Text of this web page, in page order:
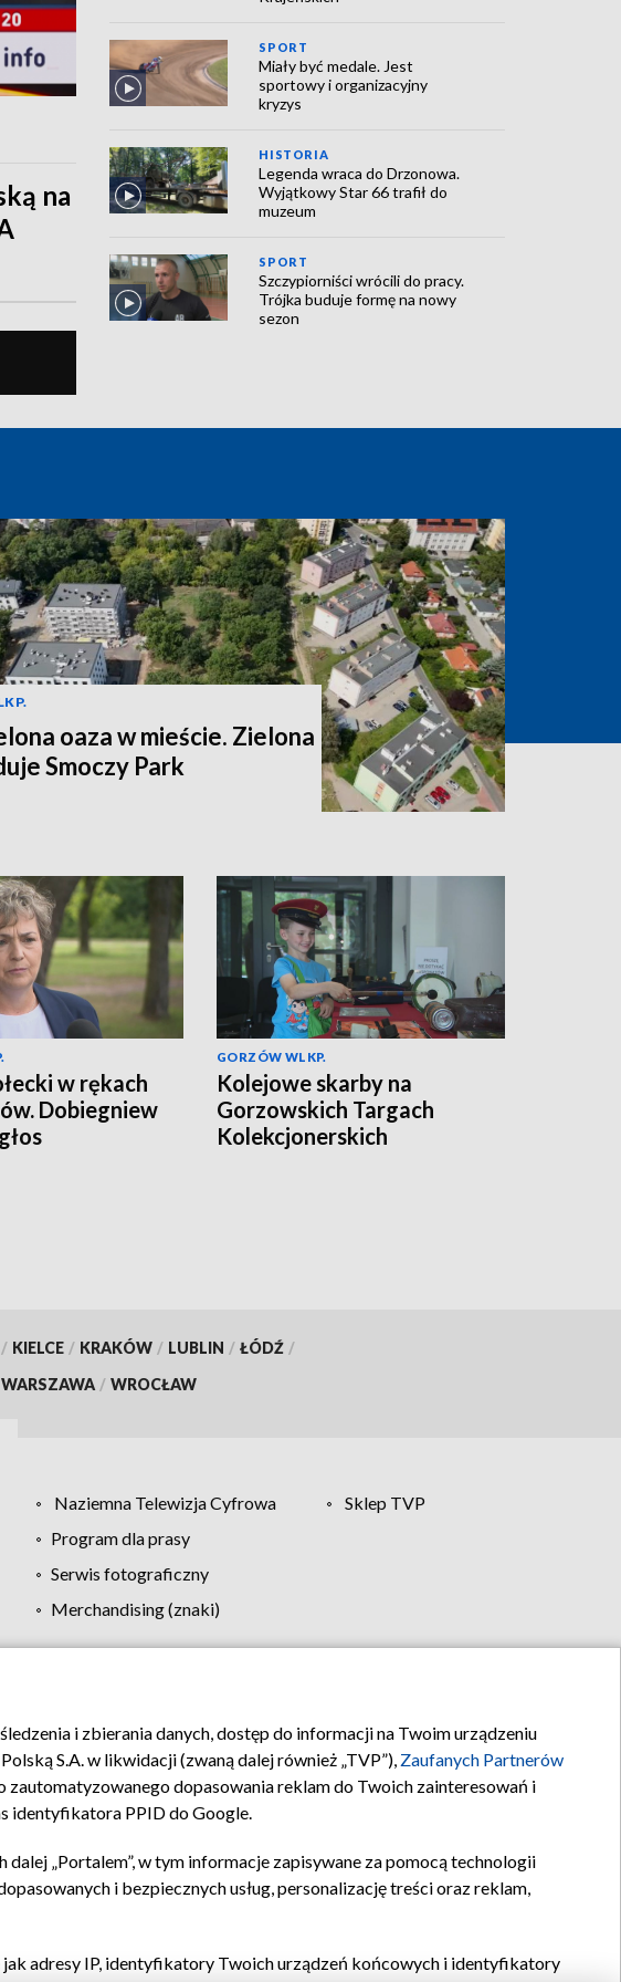
na
SPORT
Miały być medale. Jest
sportowy i organizacyjny
kryzys
HISTORIA
Legenda wraca do Drzonowa.
Wyjątkowy Star 66 trafił do
muzeum
SPORT
Szczypiorniści wrócili do pracy.
Trójka buduje formę na nowy
sezon
oaza w mieście. Zielona
Smoczy Park
w rękach
Dobiegniew
GORZÓW WLKP.
Kolejowe skarby na
Gorzowskich Targach
Kolekcjonerskich
/ KIELCE / KRAKÓW / LUBLIN / ŁÓDŹ /
WARSZAWA / WROCŁAW
Naziemna Telewizja Cyfrowa
Sklep TVP
Program dla prasy
Serwis fotograficzny
Merchandising (znaki)
Biuro reklamy Kontakt
i zbierania danych, dostęp do informacji na Twoim urządzeniu
S.A. w likwidacji (zwaną dalej również „TVP”), Zaufanych Partnerów
zautomatyzowanego dopasowania reklam do Twoich zainteresowań i
identyfikatora PPID do Google.
dalej „Portalem”, w tym informacje zapisywane za pomocą technologii
i bezpiecznych usług, personalizację treści oraz reklam,
jak adresy IP, identyfikatory Twoich urządzeń końcowych i identyfikatory